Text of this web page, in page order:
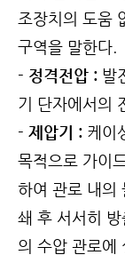
조장치의 도움
구역을 말한다.
- 정격전압 : 발
기 단자에서의
- 제압기 : 케이
목적으로 가이
하여 관로 내의
쇄 후 서서히
의 수압 관로에